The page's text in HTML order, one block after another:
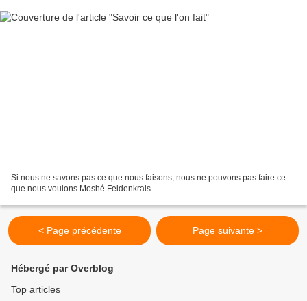
Si nous ne savons pas ce que nous faisons, nous ne pouvons pas faire ce
que nous voulons Moshé Feldenkrais
< Page précédente Page suivante >
Hébergé par Overblog
Top articles